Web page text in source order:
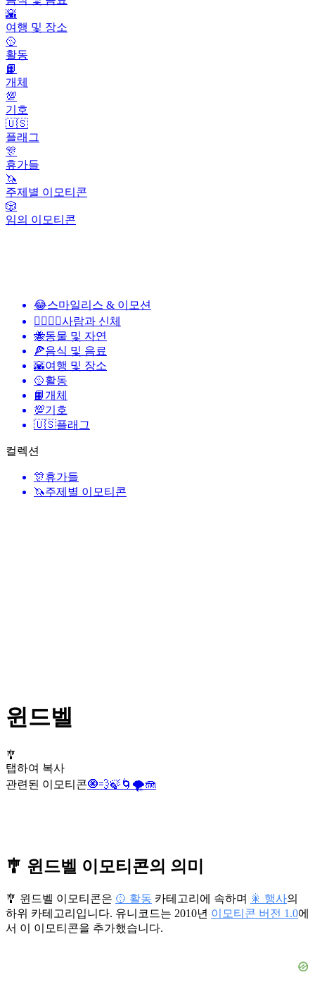
🌇
여행 및 장소
🥎
활동
📙
개체
💯
기호
🇺🇸
플래그
🎊
휴가들
🦄
주제별 이모티콘
🎲
임의 이모티콘
😂스마일리스 & 이모션
👩‍❤️‍💋‍👨사람과 신체
🐝동물 및 자연
🍕음식 및 음료
🌇여행 및 장소
🥎활동
📙개체
💯기호
🇺🇸플래그
컬렉션
🎊휴가들
🦄주제별 이모티콘
윈드벨
🎐
탭하여 복사
관련된 이모티콘🧿💨🍃 🌀 🌪️🪼
🎐 윈드벨 이모티콘의 의미
🎐 윈드벨 이모티콘은 🥎 활동 카테고리에 속하며 🎇 행사의
하위 카테고리입니다. 유니코드는 2010년 이모티콘 버전 1.0에
서 이 이모티콘을 추가했습니다.